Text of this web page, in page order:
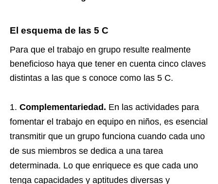
El esquema de las 5 C
Para que el trabajo en grupo resulte realmente
beneficioso haya que tener en cuenta cinco claves
distintas a las que s conoce como las 5 C.
Complementariedad. En las actividades para
fomentar el trabajo en equipo en niños, es esencial
transmitir que un grupo funciona cuando cada uno
de sus miembros se dedica a una tarea
determinada. Lo que enriquece es que cada uno
tenga capacidades y aptitudes diversas y